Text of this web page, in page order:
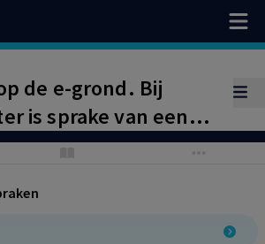
de e-grond. Bij
is sprake van een
of, in
in het uitvoering
re-